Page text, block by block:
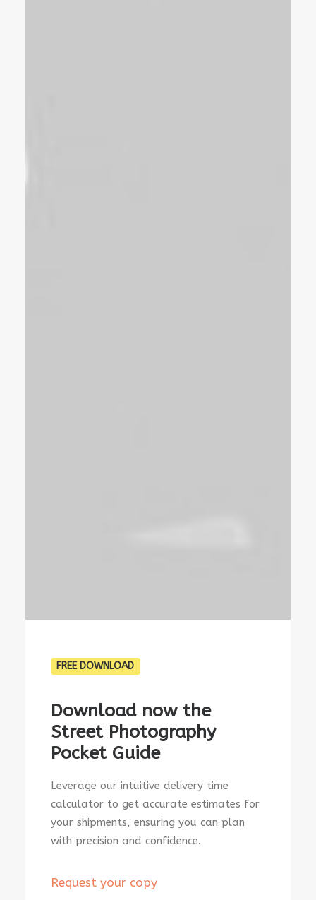
FREE DOWNLOAD
Download now the
Street Photography
Pocket Guide
Leverage our intuitive delivery time
calculator to get accurate estimates for
your shipments, ensuring you can plan
with precision and confidence.
Request your copy